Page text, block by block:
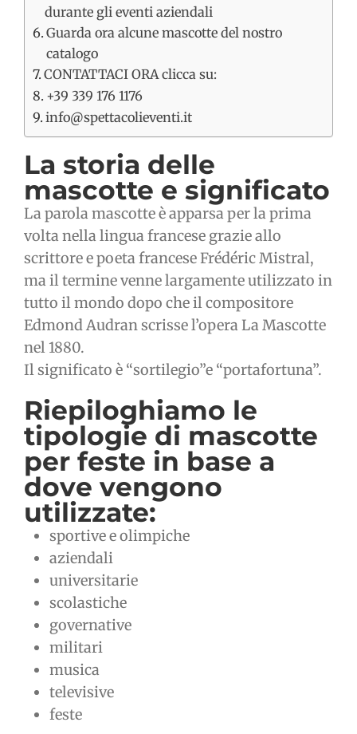
durante gli eventi aziendali
Guarda ora alcune mascotte del nostro
catalogo
CONTATTACI ORA clicca su:
+39 339 176 1176
info@spettacolieventi.it
La storia delle
mascotte e significato
La parola mascotte è apparsa per la prima
volta nella lingua francese grazie allo
scrittore e poeta francese Frédéric Mistral,
ma il termine venne largamente utilizzato in
tutto il mondo dopo che il compositore
Edmond Audran scrisse l’opera La Mascotte
nel 1880.
Il significato è “sortilegio”e “portafortuna”.
Riepiloghiamo le
tipologie di mascotte
per feste in base a
dove vengono
utilizzate:
sportive e olimpiche
aziendali
universitarie
scolastiche
governative
militari
musica
televisive
feste